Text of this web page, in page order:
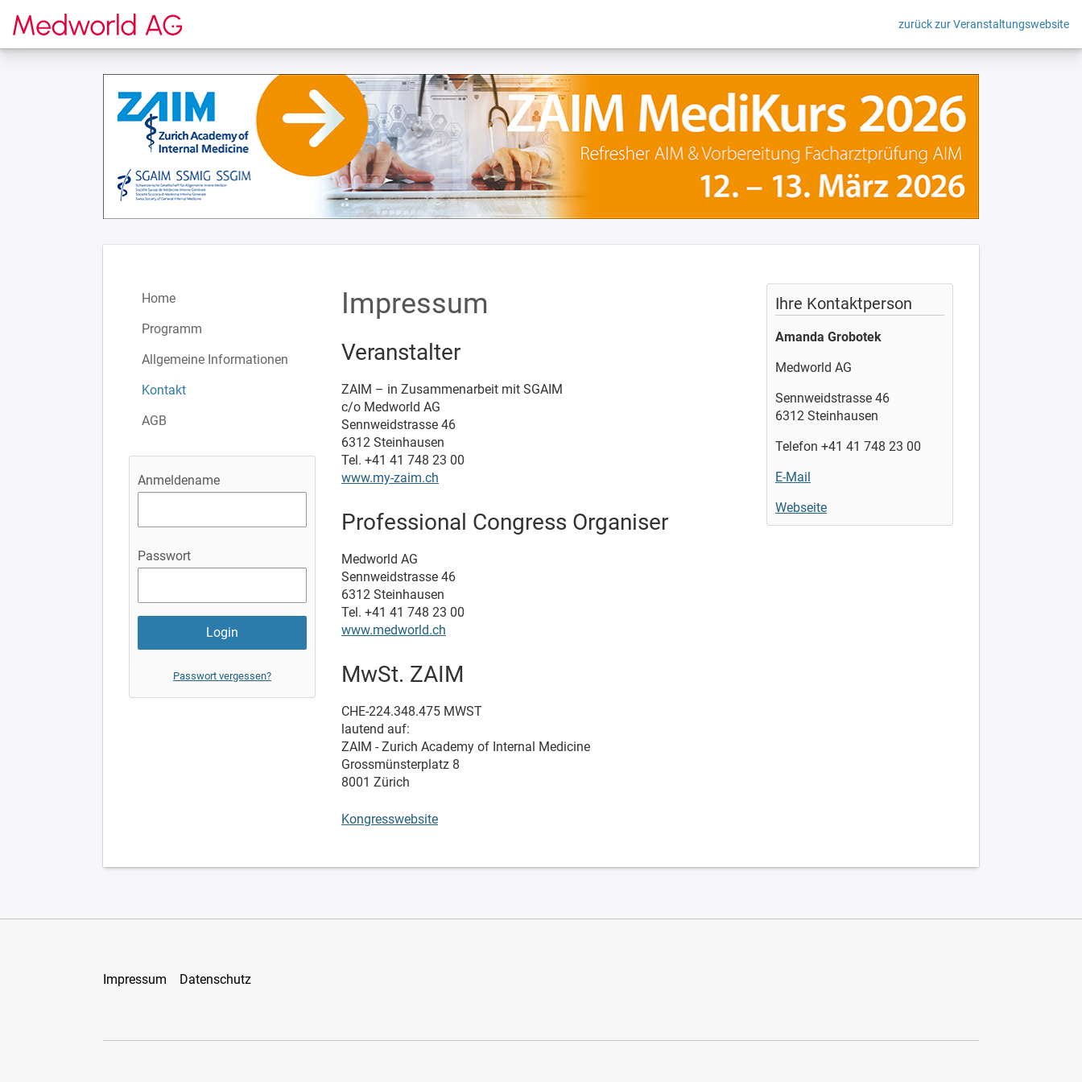
Zur Startseite zurück zur Veranstaltungswebsite
Home
Programm
Allgemeine Informationen
Kontakt
AGB
Anmeldename
Passwort
Passwort vergessen?
Impressum
Veranstalter
ZAIM – in Zusammenarbeit mit SGAIM
c/o Medworld AG
Sennweidstrasse 46
6312 Steinhausen
Tel. +41 41 748 23 00
www.my-zaim.ch
Professional Congress Organiser
Medworld AG
Sennweidstrasse 46
6312 Steinhausen
Tel. +41 41 748 23 00
www.medworld.ch
MwSt. ZAIM
CHE-224.348.475 MWST
lautend auf:
ZAIM - Zurich Academy of Internal Medicine
Grossmünsterplatz 8
8001 Zürich
Kongresswebsite
Ihre Kontaktperson
Amanda Grobotek
Medworld AG
Sennweidstrasse 46
6312 Steinhausen
Telefon +41 41 748 23 00
E-Mail
Webseite
Impressum Datenschutz